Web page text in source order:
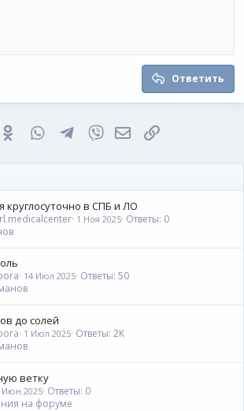
Trebuchet MS
2
Ответить
Odnoklassniki
WhatsAppTelegramViber Электронная почта
круглосуточно в СПБ и ЛО
1 Ноя 2025 Ответы: 0
14 Июл 2025 Ответы: 50
до солей
1 Июл 2025 Ответы: 2K
ветку
Июн 2025 Ответы: 0
на форуме